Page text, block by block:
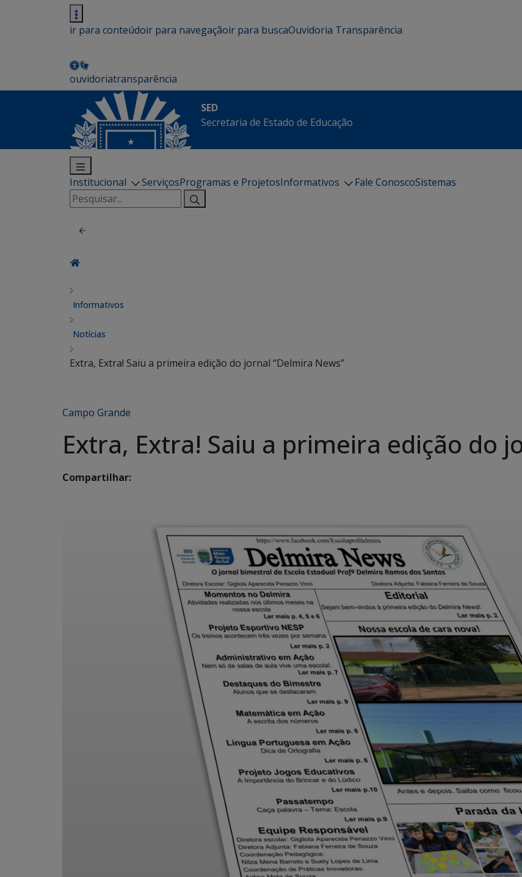
ir para conteúdoir para navegaçãoir para buscaOuvidoria Transparência
ouvidoriatransparência
SED
Secretaria de Estado de Educação
Institucional ServiçosProgramas e ProjetosInformativos Fale ConoscoSistemas
Pesquisar
por:
Informativos
Notícias
Extra, Extra! Saiu a primeira edição do jornal “Delmira News”
Campo Grande
Extra, Extra! Saiu a primeira edição do
Compartilhar: